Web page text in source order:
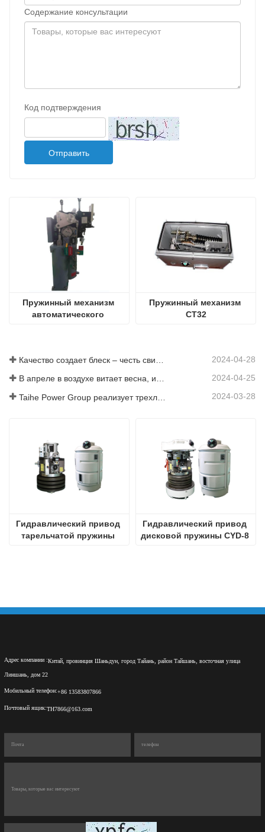
Содержание консультации
Код подтверждения
Отправить
Пружинный механизм
автоматического
Пружинный механизм
CT32
2024-04-28
В апреле в воздухе витает весна, и пора добиваться прогресса. 2024-04-25
2024-03-28
Гидравлический привод
тарельчатой ​​пружины
Гидравлический привод
дисковой пружины CYD-8
Адрес компании :Китай, провинция Шаньдун, город Тайань, район Тайшань, восточная улица
Линшань, дом 22
Мобильный телефон:+86 13583807866
Почтовый ящик:TH7866@163.com